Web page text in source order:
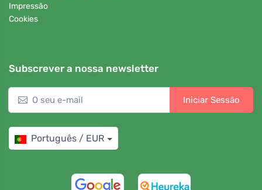
Impressão
Cookies
Subscrever a nossa newsletter
Iniciar Sessão
Português / EUR